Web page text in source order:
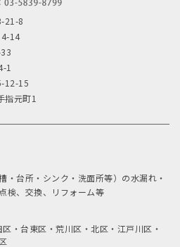
21-8
14
1
12-15
指元町1
・台所・シンク・洗面所等）の水漏れ・
検、交換、リフォーム等
・台東区・荒川区・北区・江戸川区・